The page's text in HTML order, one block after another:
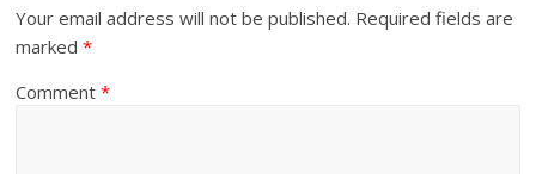
Your email address will not be published. Required fields are
marked*
Comment*